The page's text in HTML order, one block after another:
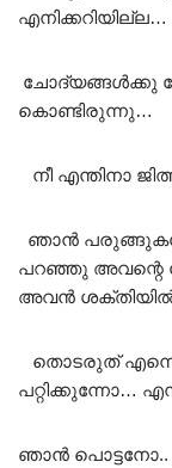
എനിക്കറിയില്ല…
ചോദ്യങ്ങൾക്കു
കൊണ്ടിരുന്നു…
നീ എന്തിനാ
ഞാൻ
പറഞ്ഞു അവന്റെ
അവൻ ശക്തിയിൽ
തൊടരുത്
പറ്റിക്കുന്നോ…
ഞാൻ പൊട്ടനോ..